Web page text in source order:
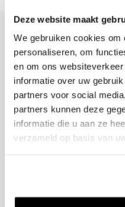
Deze website maakt
We gebruiken cookies
personaliseren, om
en om ons
informatie over uw
partners voor social
partners kunnen deze
informatie die u aan ze
verzameld op basis van
+31 23 205 2006
info@bruut.nl
Contact Formulier
Open 11:00 - 18:30
OPENINGSTIJDEN